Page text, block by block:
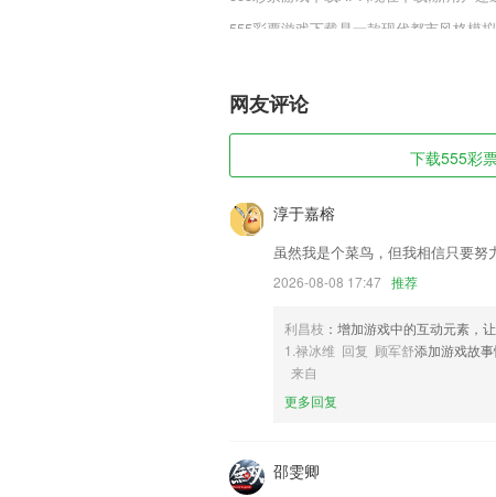
555彩票游戏下载是一款现代都市风格模
需要招聘厉害的员工来发展并且壮大公
高品质生活。
1,针对最全的拼课服务及时的知晓，你
2,你还在用传统方法，守在学校门口，
您推广！
3,可以直接点击进入个人页面，去查看商
4,根据您的阅读记录，自动推荐最适合您的
5,全屋覆盖
6,将政务服务向移动端拓展延伸，实现
555彩票游戏下载软件优势
2.平台上面的教学模式非常的丰富，而且
网友评论
下载555彩
淳于嘉榕
虽然我是个菜鸟，但我相信只要努
2026-08-08 17:47 推荐
利昌枝 ：增加游戏中的互动元素，
1.禄冰维 回复 顾军舒添加游戏故
来自
更多回复
邵雯卿